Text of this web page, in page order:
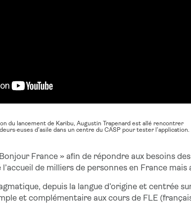
du lancement de Karibu, Augustin Trapenard est allé rencontrer
d’asile dans un centre du CASP pour tester l’application.
France » afin de répondre aux besoins
de milliers de personnes en France mais
depuis la langue d’origine et centrée
et complémentaire aux cours de FLE